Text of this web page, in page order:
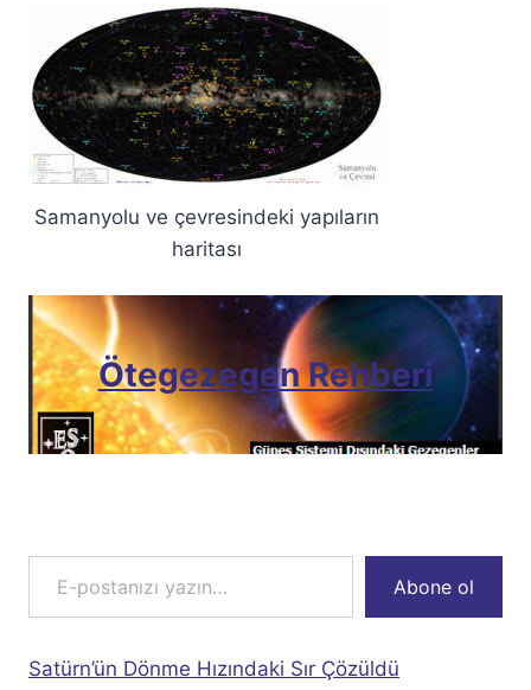
Samanyolu ve çevresindeki yapıların
haritası
Ötegezegen Rehberi
E-postanızı yazın…
Abone ol
Satürn’ün Dönme Hızındaki Sır Çözüldü